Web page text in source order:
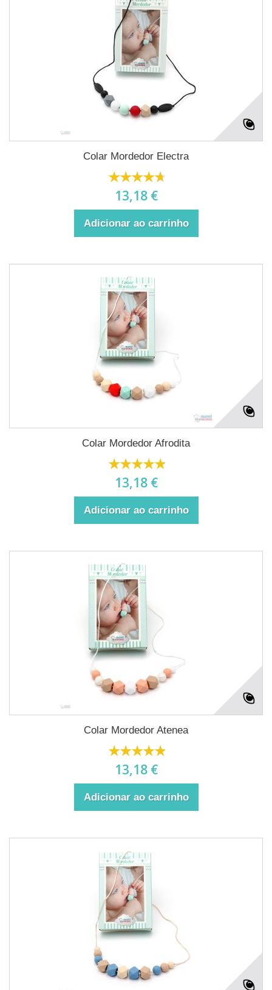
Colar Mordedor Electra
13,18 €
Adicionar ao carrinho
Colar Mordedor Afrodita
13,18 €
Adicionar ao carrinho
Colar Mordedor Atenea
13,18 €
Adicionar ao carrinho